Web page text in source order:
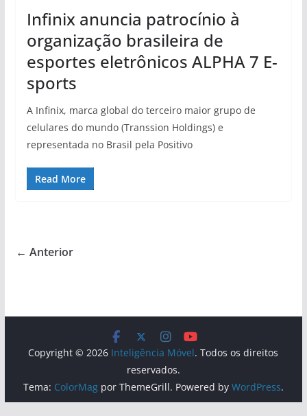
Infinix anuncia patrocínio à
organização brasileira de
esportes eletrônicos ALPHA 7 E-
sports
A Infinix, marca global do terceiro maior grupo de
celulares do mundo (Transsion Holdings) e
representada no Brasil pela Positivo
Read More
← Anterior
Copyright © 2026 Inteligência Móvel. Todos os direitos
reservados.
Tema: ColorMagpor ThemeGrill. Powered by WordPress.